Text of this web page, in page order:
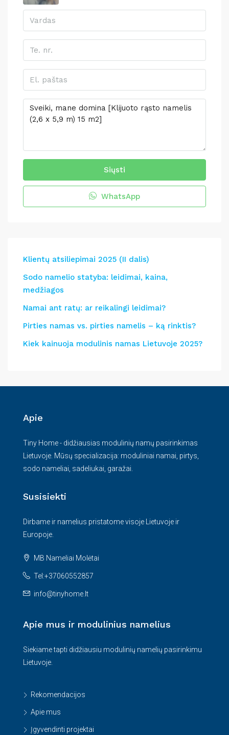
Siųsti
WhatsApp
Klientų atsiliepimai 2025 (II dalis)
Sodo namelio statyba: leidimai, kaina,
medžiagos
Namai ant ratų: ar reikalingi leidimai?
Pirties namas vs. pirties namelis – ką rinktis?
Kiek kainuoja modulinis namas Lietuvoje 2025?
Apie
Tiny Home - didžiausias modulinių namų pasirinkimas
Lietuvoje. Mūsų specializacija: moduliniai namai, pirtys,
sodo nameliai, sadeliukai, garažai.
Susisiekti
Dirbame ir namelius pristatome visoje Lietuvoje ir
Europoje.
MB Nameliai Molėtai
Tel:+37060552857
info@tinyhome.lt
Apie mus ir modulinius namelius
Siekiame tapti didžiausiu modulinių namelių pasirinkimu
Lietuvoje.
Rekomendacijos
Apie mus
Įgyvendinti projektai